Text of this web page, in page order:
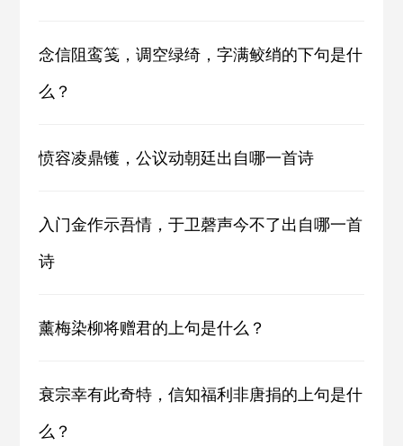
念信阻鸾笺，调空绿绮，字满鲛绡的下句是什
么？
愤容凌鼎镬，公议动朝廷出自哪一首诗
入门金作示吾情，于卫磬声今不了出自哪一首
诗
薰梅染柳将赠君的上句是什么？
衰宗幸有此奇特，信知福利非唐捐的上句是什
么？